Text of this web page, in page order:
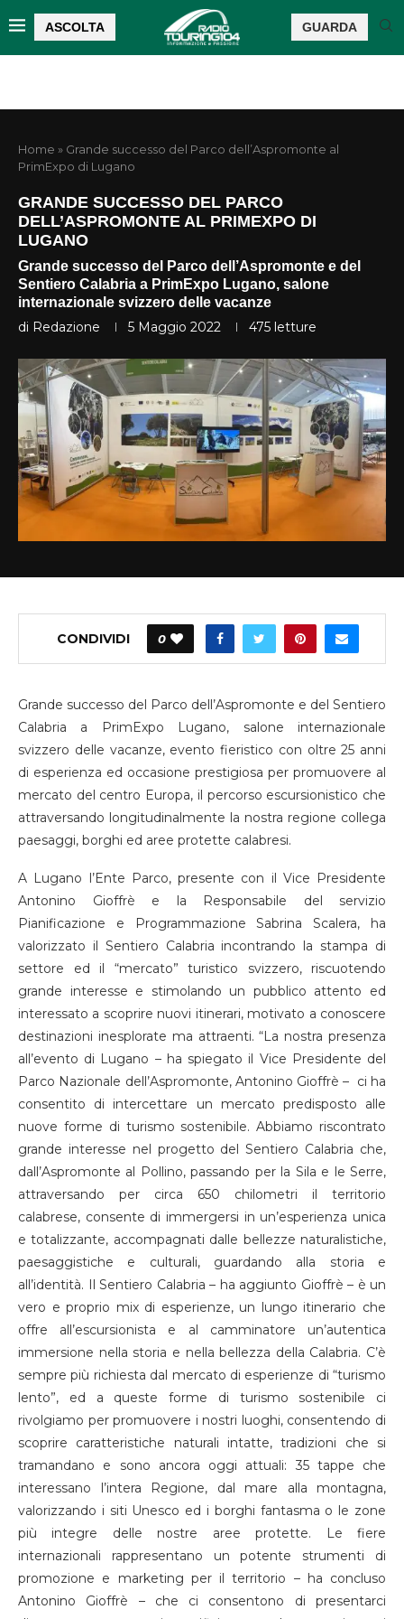
ASCOLTA GUARDA
Home » Grande successo del Parco dell’Aspromonte al
PrimExpo di Lugano
GRANDE SUCCESSO DEL PARCO
DELL’ASPROMONTE AL PRIMEXPO DI
LUGANO
Grande successo del Parco dell’Aspromonte e del
Sentiero Calabria a PrimExpo Lugano, salone
internazionale svizzero delle vacanze
di Redazione 5 Maggio 2022 475 letture
CONDIVIDI 0
Grande successo del Parco dell’Aspromonte e del Sentiero
Calabria a PrimExpo Lugano, salone internazionale
svizzero delle vacanze, evento fieristico con oltre 25 anni
di esperienza ed occasione prestigiosa per promuovere al
mercato del centro Europa, il percorso escursionistico che
attraversando longitudinalmente la nostra regione collega
paesaggi, borghi ed aree protette calabresi.
A Lugano l’Ente Parco, presente con il Vice Presidente
Antonino Gioffrè e la Responsabile del servizio
Pianificazione e Programmazione Sabrina Scalera, ha
valorizzato il Sentiero Calabria incontrando la stampa di
settore ed il “mercato” turistico svizzero, riscuotendo
grande interesse e stimolando un pubblico attento ed
interessato a scoprire nuovi itinerari, motivato a conoscere
destinazioni inesplorate ma attraenti. “La nostra presenza
all’evento di Lugano – ha spiegato il Vice Presidente del
Parco Nazionale dell’Aspromonte, Antonino Gioffrè – ci ha
consentito di intercettare un mercato predisposto alle
nuove forme di turismo sostenibile. Abbiamo riscontrato
grande interesse nel progetto del Sentiero Calabria che,
dall’Aspromonte al Pollino, passando per la Sila e le Serre,
attraversando per circa 650 chilometri il territorio
calabrese, consente di immergersi in un’esperienza unica
e totalizzante, accompagnati dalle bellezze naturalistiche,
paesaggistiche e culturali, guardando alla storia e
all’identità. Il Sentiero Calabria – ha aggiunto Gioffrè – è un
vero e proprio mix di esperienze, un lungo itinerario che
offre all’escursionista e al camminatore un’autentica
immersione nella storia e nella bellezza della Calabria. C’è
sempre più richiesta dal mercato di esperienze di “turismo
lento”, ed a queste forme di turismo sostenibile ci
rivolgiamo per promuovere i nostri luoghi, consentendo di
scoprire caratteristiche naturali intatte, tradizioni che si
tramandano e sono ancora oggi attuali: 35 tappe che
interessano l’intera Regione, dal mare alla montagna,
valorizzando i siti Unesco ed i borghi fantasma o le zone
più integre delle nostre aree protette. Le fiere
internazionali rappresentano un potente strumenti di
promozione e marketing per il territorio – ha concluso
Antonino Gioffrè – che ci consentono di presentarci